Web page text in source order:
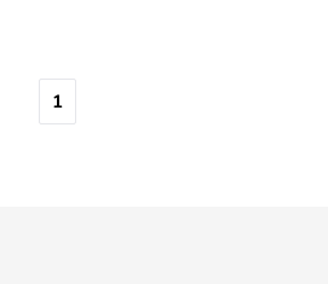
1